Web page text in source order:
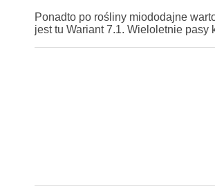
Ponadto po rośliny miododajne
jest tu Wariant 7.1. Wieloletnie pasy